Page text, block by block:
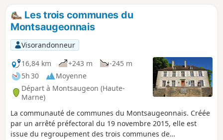
Les trois communes du
Montsaugeonnais
Visorandonneur
16,84 km
+243 m
-245 m
5h 30
Moyenne
Départ à Montsaugeon (Haute-
Marne)
La communauté de communes du Montsaugeonnais. Créée
par un arrêté préfectoral du 19 novembre 2015, elle est
issue du regroupement des trois communes de